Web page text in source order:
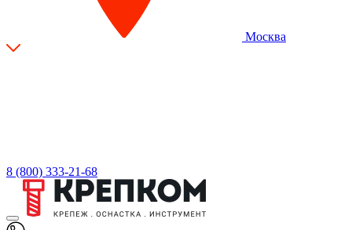
Москва
8 (800) 333-21-68